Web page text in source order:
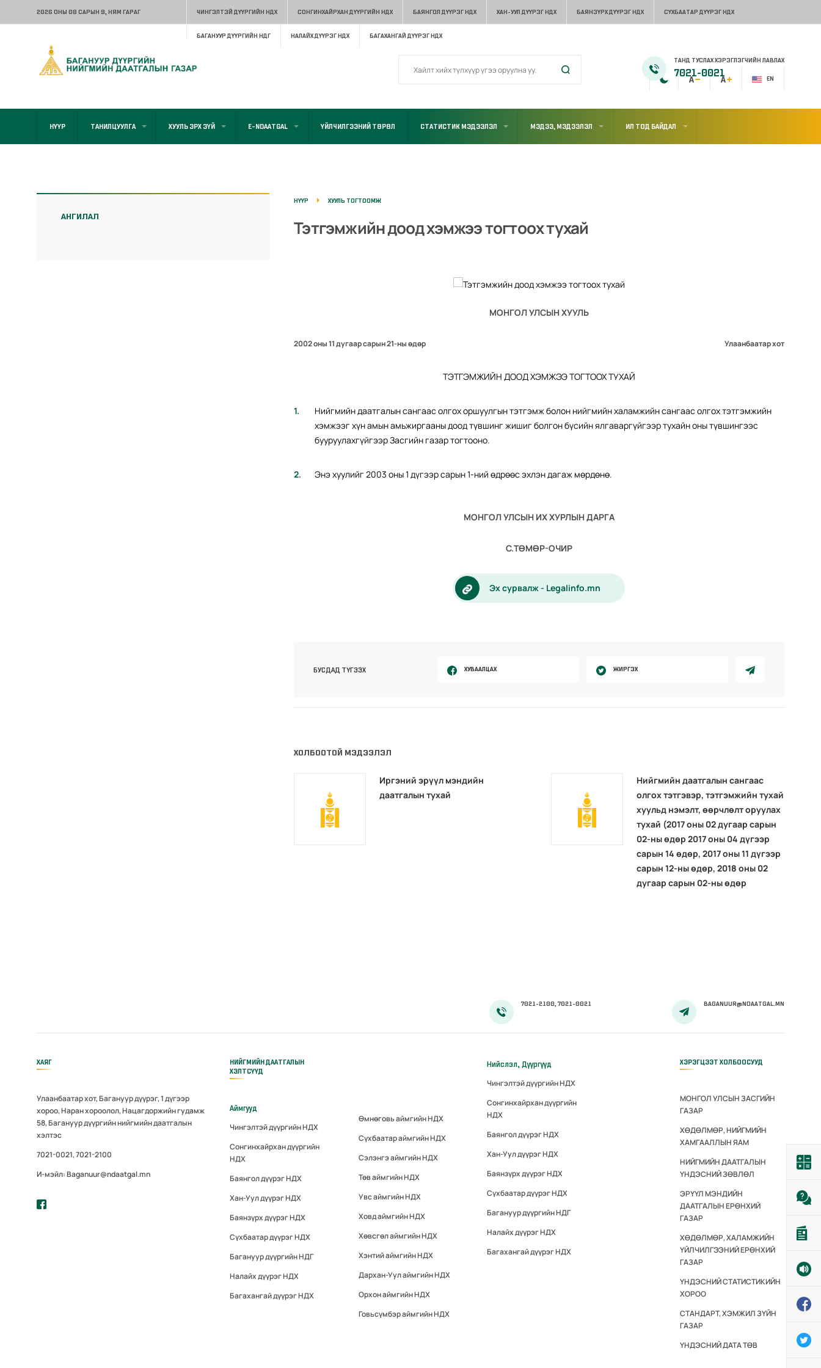
2026 ОНЫ 08 САРЫН 9, НЯМ ГАРАГ ЧИНГЭЛТЭЙ ДҮҮРГИЙН НДХ СОНГИНХАЙРХАН ДҮҮРГИЙН НДХ БАЯНГОЛ ДҮҮРЭГ НДХ ХАН-УУЛ ДҮҮРЭГ НДХ БАЯНЗҮРХ ДҮҮРЭГ НДХ СҮХБААТАР ДҮҮРЭГ НДХ
БАГАНУУР ДҮҮРГИЙН НДГ НАЛАЙХ ДҮҮРЭГ НДХ БАГАХАНГАЙ ДҮҮРЭГ НДХ
EN
ТАНД ТУСЛАХ ХЭРЭГЛЭГЧИЙН ЛАВЛАХ
7021-0021
НҮҮР ТАНИЛЦУУЛГА ХУУЛЬ ЭРХ ЗҮЙ E-NDAATGAL ҮЙЛЧИЛГЭЭНИЙ ТӨРӨЛ СТАТИСТИК МЭДЭЭЛЭЛ МЭДЭЭ, МЭДЭЭЛЭЛ ИЛ ТОД БАЙДАЛ
АНГИЛАЛ
НҮҮР ХУУЛЬ ТОГТООМЖ
Тэтгэмжийн доод хэмжээ тогтоох тухай
МОНГОЛ УЛСЫН ХУУЛЬ
2002 оны 11 дугаар сарын 21-ны өдөр Улаанбаатар хот
ТЭТГЭМЖИЙН ДООД ХЭМЖЭЭ ТОГТООХ ТУХАЙ
Нийгмийн даатгалын сангаас олгох оршуулгын тэтгэмж болон нийгмийн халамжийн сангаас олгох тэтгэмжийн
хэмжээг хүн амын амьжиргааны доод түвшинг жишиг болгон бүсийн ялгаваргүйгээр тухайн оны түвшингээс
бууруулахгүйгээр Засгийн газар тогтооно.
Энэ хуулийг 2003 оны 1 дүгээр сарын 1-ний өдрөөс эхлэн дагаж мөрдөнө.
МОНГОЛ УЛСЫН ИХ ХУРЛЫН ДАРГА
С.ТӨМӨР-ОЧИР
Эх сурвалж - Legalinfo.mn
БУСДАД ТҮГЭЭХ ХУВААЛЦАХ ЖИРГЭХ
ХОЛБООТОЙ МЭДЭЭЛЭЛ
Иргэний эрүүл мэндийн
даатгалын тухай
Нийгмийн даатгалын сангаас
олгох тэтгэвэр, тэтгэмжийн тухай
хуульд нэмэлт, өөрчлөлт оруулах
тухай (2017 оны 02 дугаар сарын
02-ны өдөр 2017 оны 04 дүгээр
сарын 14 өдөр, 2017 оны 11 дүгээр
сарын 12-ны өдөр, 2018 оны 02
дугаар сарын 02-ны өдөр
7021-2100, 7021-0021 BAGANUUR@NDAATGAL.MN
ХАЯГ
Улаанбаатар хот, Багануур дүүрэг, 1 дүгээр
хороо, Наран хороолол, Нацагдоржийн гудамж
58, Багануур дүүргийн нийгмийн даатгалын
хэлтэс
7021-0021, 7021-2100
И-мэйл: Baganuur@ndaatgal.mn
НИЙГМИЙН ДААТГАЛЫН
ХЭЛТСҮҮД
Аймгууд
Чингэлтэй дүүргийн НДХ
Сонгинхайрхан дүүргийн
НДХ
Баянгол дүүрэг НДХ
Хан-Уул дүүрэг НДХ
Баянзүрх дүүрэг НДХ
Сүхбаатар дүүрэг НДХ
Багануур дүүргийн НДГ
Налайх дүүрэг НДХ
Багахангай дүүрэг НДХ
Өмнөговь аймгийн НДХ
Сүхбаатар аймгийн НДХ
Сэлэнгэ аймгийн НДХ
Төв аймгийн НДХ
Увс аймгийн НДХ
Ховд аймгийн НДХ
Хөвсгөл аймгийн НДХ
Хэнтий аймгийн НДХ
Дархан-Уул аймгийн НДХ
Орхон аймгийн НДХ
Говьсүмбэр аймгийн НДХ
Нийслэл, Дүүргүүд
Чингэлтэй дүүргийн НДХ
Сонгинхайрхан дүүргийн
НДХ
Баянгол дүүрэг НДХ
Хан-Уул дүүрэг НДХ
Баянзүрх дүүрэг НДХ
Сүхбаатар дүүрэг НДХ
Багануур дүүргийн НДГ
Налайх дүүрэг НДХ
Багахангай дүүрэг НДХ
ХЭРЭГЦЭЭТ ХОЛБООСУУД
МОНГОЛ УЛСЫН ЗАСГИЙН
ГАЗАР
ХӨДӨЛМӨР, НИЙГМИЙН
ХАМГААЛЛЫН ЯАМ
НИЙГМИЙН ДААТГАЛЫН
ҮНДЭСНИЙ ЗӨВЛӨЛ
ЭРҮҮЛ МЭНДИЙН
ДААТГАЛЫН ЕРӨНХИЙ
ГАЗАР
ХӨДӨЛМӨР, ХАЛАМЖИЙН
ҮЙЛЧИЛГЭЭНИЙ ЕРӨНХИЙ
ГАЗАР
ҮНДЭСНИЙ СТАТИСТИКИЙН
ХОРОО
СТАНДАРТ, ХЭМЖИЛ ЗҮЙН
ГАЗАР
ҮНДЭСНИЙ ДАТА ТӨВ